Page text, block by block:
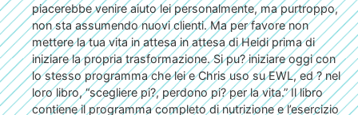
piacerebbe venire aiuto lei personalmente, ma purtroppo,
non sta assumendo nuovi clienti. Ma per favore non
mettere la tua vita in attesa in attesa di Heidi prima di
iniziare la propria trasformazione. Si pu? iniziare oggi con
lo stesso programma che lei e Chris uso su EWL, ed ? nel
loro libro, “scegliere pi?, perdono pi? per la vita.” Il libro
contiene il programma completo di nutrizione e l’esercizio